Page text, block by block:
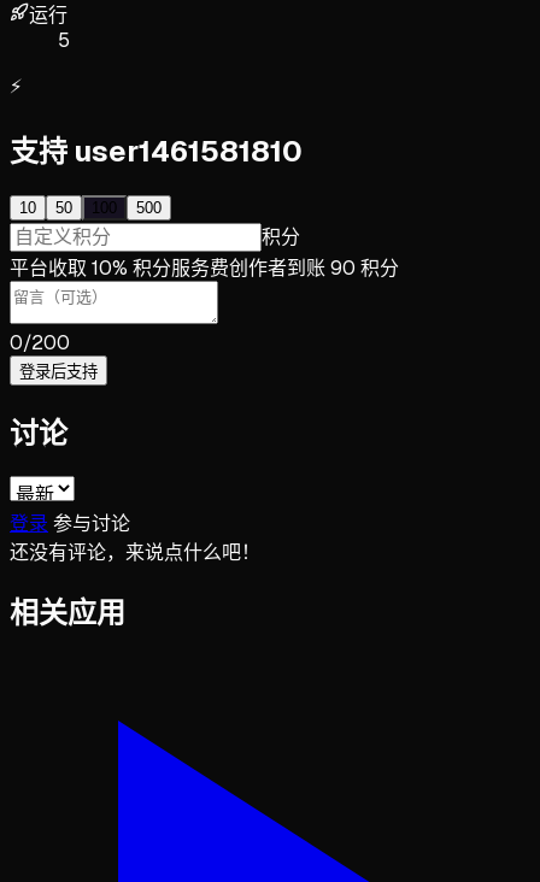
运行
5
⚡
支持 user1461581810
10 50 100 500
积分
平台收取 10% 积分服务费创作者到账 90 积分
0/200
登录后支持
讨论
登录 参与讨论
还没有评论，来说点什么吧！
相关应用